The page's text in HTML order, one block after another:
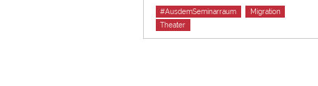
Tags
#AusdemSeminarraum
Migration
Theater